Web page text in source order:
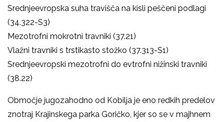
Srednjeevropska suha travišča na kisli peščeni podlagi
(34.322-S3)
Mezotrofni mokrotni travniki (37.21)
Vlažni travniki s trstikasto stožko (37.313-S1)
Srednjeevropski mezotrofni do evtrofni nižinski travniki
(38.22)
Območje jugozahodno od Kobilja je eno redkih predelov
znotraj Krajinskega parka Goričko, kjer so se v majhnem